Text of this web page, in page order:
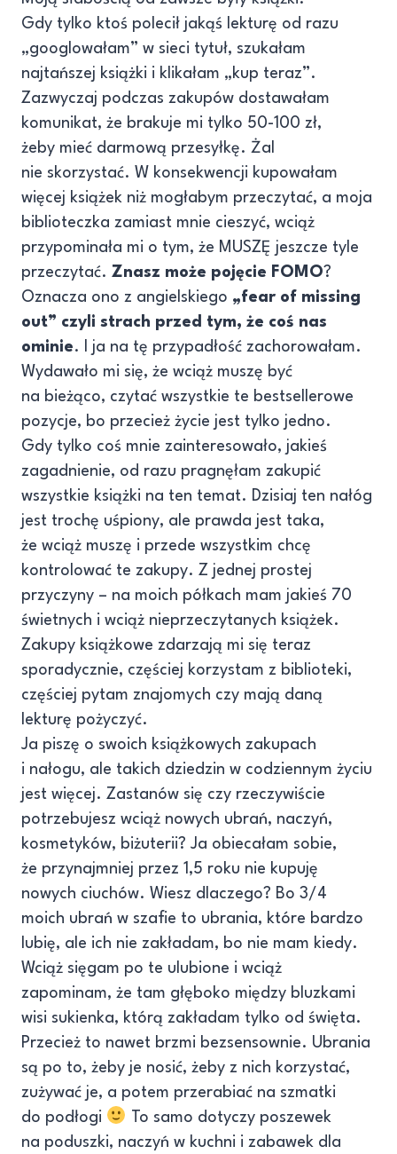
Gdy tylko ktoś polecił jakąś lekturę od razu
„googlowałam” w sieci tytuł, szukałam
najtańszej książki i klikałam „kup teraz”.
Zazwyczaj podczas zakupów dostawałam
komunikat, że brakuje mi tylko 50-100 zł,
żeby mieć darmową przesyłkę. Żal
nie skorzystać. W konsekwencji kupowałam
więcej książek niż mogłabym przeczytać, a moja
biblioteczka zamiast mnie cieszyć, wciąż
przypominała mi o tym, że MUSZĘ jeszcze tyle
przeczytać. Znasz może pojęcie FOMO?
Oznacza ono z angielskiego „fear of missing
out” czyli strach przed tym, że coś nas
ominie. I ja na tę przypadłość zachorowałam.
Wydawało mi się, że wciąż muszę być
na bieżąco, czytać wszystkie te bestsellerowe
pozycje, bo przecież życie jest tylko jedno.
Gdy tylko coś mnie zainteresowało, jakieś
zagadnienie, od razu pragnęłam zakupić
wszystkie książki na ten temat. Dzisiaj ten nałóg
jest trochę uśpiony, ale prawda jest taka,
że wciąż muszę i przede wszystkim chcę
kontrolować te zakupy. Z jednej prostej
przyczyny – na moich półkach mam jakieś 70
świetnych i wciąż nieprzeczytanych książek.
Zakupy książkowe zdarzają mi się teraz
sporadycznie, częściej korzystam z biblioteki,
częściej pytam znajomych czy mają daną
lekturę pożyczyć.
Ja piszę o swoich książkowych zakupach
i nałogu, ale takich dziedzin w codziennym życiu
jest więcej. Zastanów się czy rzeczywiście
potrzebujesz wciąż nowych ubrań, naczyń,
kosmetyków, biżuterii? Ja obiecałam sobie,
że przynajmniej przez 1,5 roku nie kupuję
nowych ciuchów. Wiesz dlaczego? Bo 3/4
moich ubrań w szafie to ubrania, które bardzo
lubię, ale ich nie zakładam, bo nie mam kiedy.
Wciąż sięgam po te ulubione i wciąż
zapominam, że tam głęboko między bluzkami
wisi sukienka, którą zakładam tylko od święta.
Przecież to nawet brzmi bezsensownie. Ubrania
są po to, żeby je nosić, żeby z nich korzystać,
zużywać je, a potem przerabiać na szmatki
do podłogi
To samo dotyczy poszewek
na poduszki, naczyń w kuchni i zabawek dla